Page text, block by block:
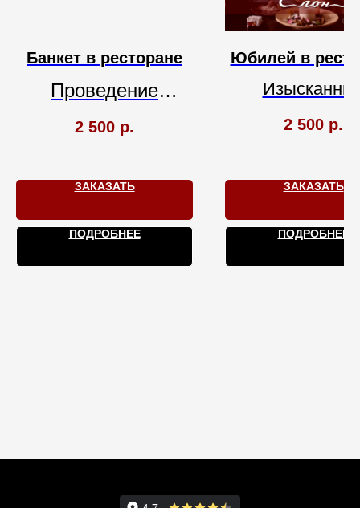
Банкет в ресторане
Проведение
банкетов.
интерьер.
Свои напитки.
2 500 р.
ЗАКАЗАТЬ
ПОДРОБНЕЕ
Юбилей в
интерьер.
2 500 р.
ЗАКАЗАТЬ
ПОДРОБНЕЕ